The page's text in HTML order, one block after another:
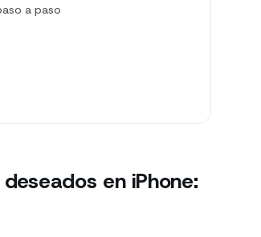
a paso
en iPhone: